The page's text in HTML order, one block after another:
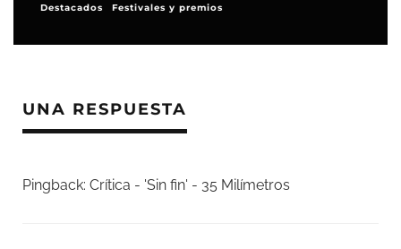
Destacados Festivales y premios
UNA RESPUESTA
Pingback: Crítica - 'Sin fin' - 35 Milímetros